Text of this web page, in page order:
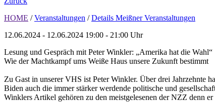
HOME / Veranstaltungen / Details Meißner Veranstaltungen
12.06.2024 - 12.06.2024 19:00 - 21:00 Uhr
Lesung und Gespräch mit Peter Winkler: „Amerika hat die Wahl“
Wie der Machtkampf ums Weiße Haus unsere Zukunft bestimmt
Zu Gast in unserer VHS ist Peter Winkler. Über drei Jahrzehnte
Biden auch die immer stärker werdende politische und
Winklers Artikel gehören zu den meistgelesenen der NZZ denn